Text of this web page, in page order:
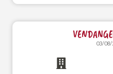
03/08/